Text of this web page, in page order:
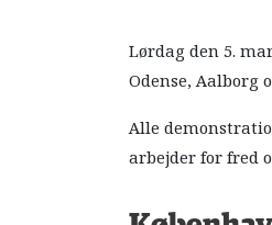
Lørdag den 5.
Odense, Aalborg
Alle
arbejder for fred